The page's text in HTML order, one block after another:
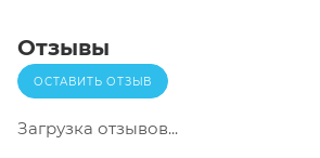
Отзывы
ОСТАВИТЬ ОТЗЫВ
Загрузка отзывов...